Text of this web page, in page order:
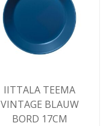
IITTALA TEEMA
VINTAGE BLAUW
BORD 17CM